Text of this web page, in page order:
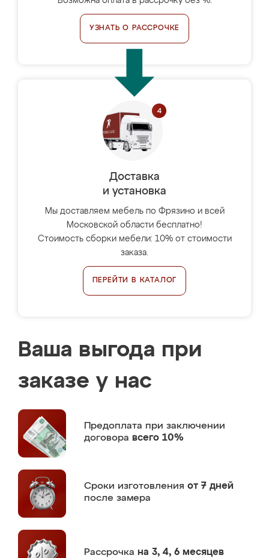
УЗНАТЬ О РАССРОЧКЕ
Доставка
и установка
Мы доставляем мебель по Фрязино и всей
Московской области бесплатно!
Стоимость сборки мебели: 10% от стоимости
заказа.
ПЕРЕЙТИ В КАТАЛОГ
Ваша выгода при
заказе у нас
Предоплата при заключении
договора всего 10%
Сроки изготовления от 7 дней
после замера
Рассрочка на 3, 4, 6 месяцев